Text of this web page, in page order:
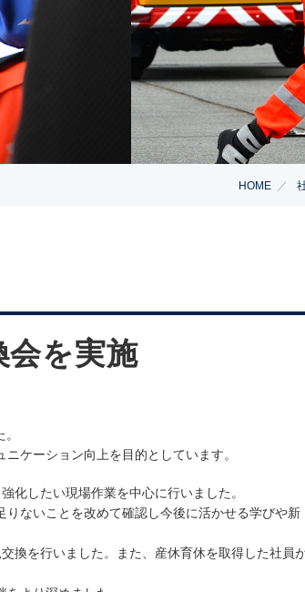
HOME
会を実施
ケーション向上を目的としています。
化したい現場作業を中心に行いました。
ないことを改めて確認し今後に活かせる学びや新
換を行いました。また、産休育休を取得した社員